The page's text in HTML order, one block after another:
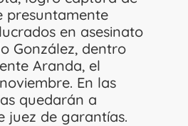
presuntamente
en asesinato
González, dentro
Aranda, el
En las
quedarán a
juez de garantías.